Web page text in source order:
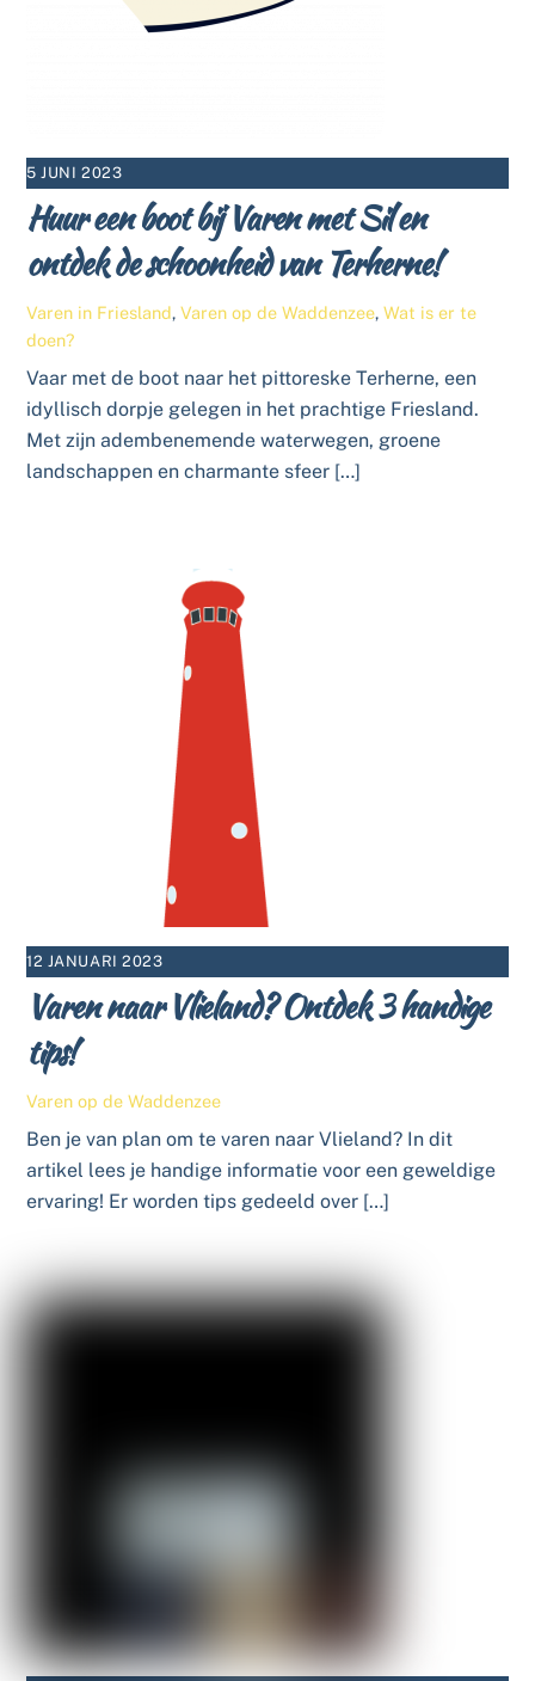
5 JUNI 2023
Huur een boot bij Varen met Sil en
ontdek de schoonheid van Terherne!
Varen in Friesland,Varen op de Waddenzee,Wat is er te
doen?
Vaar met de boot naar het pittoreske Terherne, een
idyllisch dorpje gelegen in het prachtige Friesland.
Met zijn adembenemende waterwegen, groene
landschappen en charmante sfeer […]
12 JANUARI 2023
Varen naar Vlieland? Ontdek 3 handige
tips!
Varen op de Waddenzee
Ben je van plan om te varen naar Vlieland? In dit
artikel lees je handige informatie voor een geweldige
ervaring! Er worden tips gedeeld over […]